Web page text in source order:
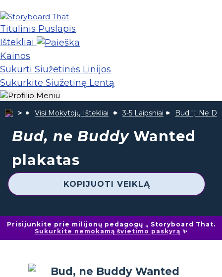
Titulinis Puslapis
Ištekliai
Kainos
Sukurti Siužetinės Linijos
Sukurkite Siužetinę Lentą
Visi Mokytojų Ištekliai 3-5 Laipsniai Bud "," Ne
Bud, ne BuddyWanted
plakatas
KOPIJUOTI VEIKLĄ
Prisijunkite prie milijonų pedagogų „ Storyboard That.
Sukurkite nemokamą švietimo paskyrą ✨